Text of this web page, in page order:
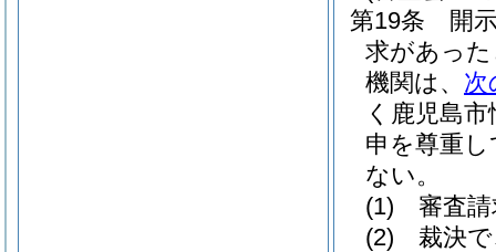
第19条
開
求があっ
機関は、 次
く鹿児島
申を尊重
ない。
(1)
審査
(2)
裁決